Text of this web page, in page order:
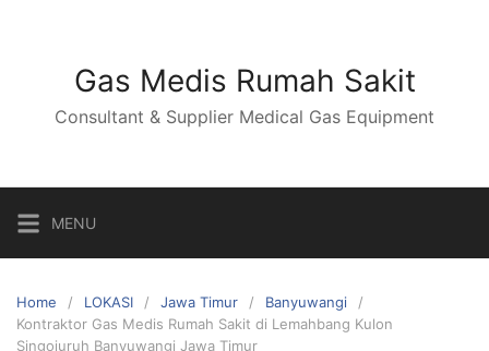
Gas Medis Rumah Sakit
Consultant & Supplier Medical Gas Equipment
MENU
Home LOKASI Jawa Timur
Banyuwangi
Kontraktor Gas Medis Rumah Sakit di Lemahbang Kulon
Singojuruh Banyuwangi Jawa Timur